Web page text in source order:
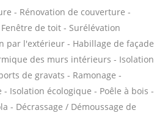
- Rénovation de couverture -
de toit - Surélévation
par l'extérieur - Habillage de façade
des murs intérieurs - Isolation
de gravats - Ramonage -
Isolation écologique - Poêle à bois -
- Décrassage / Démoussage de